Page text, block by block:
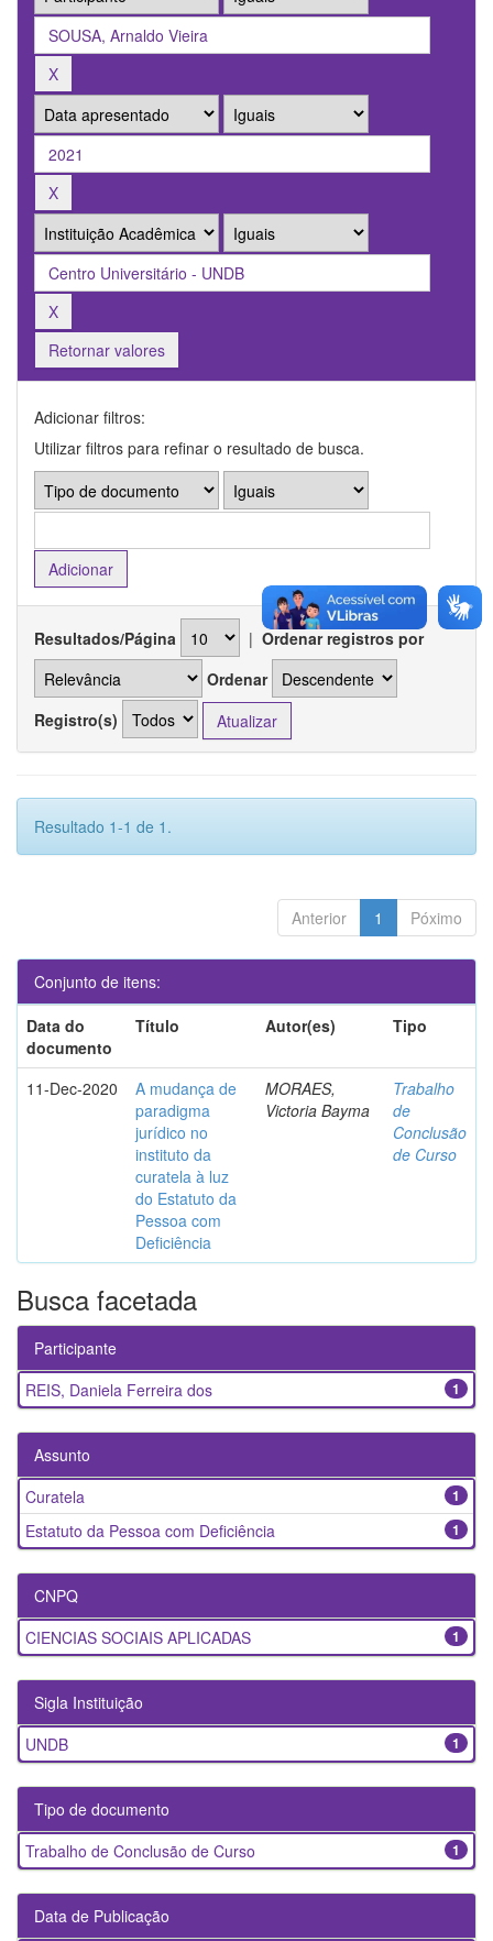
Retornar valores
Adicionar filtros:
Utilizar filtros para refinar o resultado de busca.
Resultados/Página | Ordenar registros por
Ordenar
Registro(s)
Resultado 1-1 de 1.
Anterior 1 Póximo
Conjunto de itens:
Data do
documento
Título Autor(es) Tipo
11-Dec-2020
A mudança de
paradigma
jurídico no
instituto da
curatela à luz
do Estatuto da
Pessoa com
Deficiência
MORAES,
Victoria Bayma
Trabalho
de
Conclusão
de Curso
Busca facetada
Participante
1
REIS, Daniela Ferreira dos
Assunto
1
Curatela
1
Estatuto da Pessoa com Deficiência
CNPQ
1
CIENCIAS SOCIAIS APLICADAS
Sigla Instituição
1
UNDB
Tipo de documento
1
Trabalho de Conclusão de Curso
Data de Publicação